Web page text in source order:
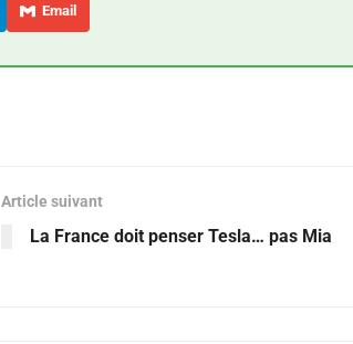
Email
Article suivant
La France doit penser Tesla… pas Mia